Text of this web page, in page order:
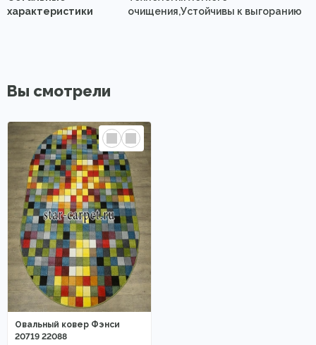
характеристики
очищения,Устойчивы к выгоранию
Вы смотрели
Овальный ковер Фэнси
20719 22088